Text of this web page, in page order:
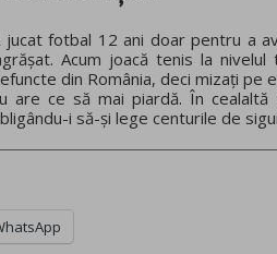
jucat fotbal 12 ani doar pentru a
Acum joacă tenis la
din România, deci mizați pe
are ce să mai piardă. În
i să-și lege centurile de